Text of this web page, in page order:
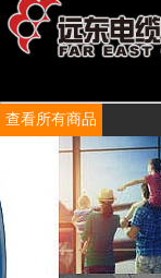
查看所有商品